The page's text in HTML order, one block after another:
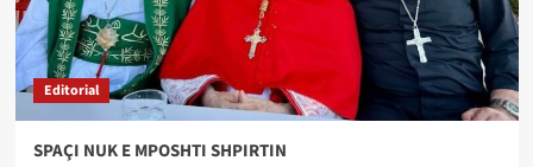
Editorial
SPAÇI NUK E MPOSHTI SHPIRTIN